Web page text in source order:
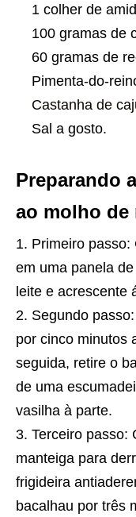
1 colher de
100 gramas de
60 gramas de
Pimenta-do-
Castanha de
Sal a gosto.
Preparando
ao molho de
Primeiro passo:
em uma panela
leite e acrescente
Segundo
por cinco minutos
seguida, retire o
de uma
vasilha à parte.
Terceiro passo:
manteiga para
frigideira
bacalhau por três